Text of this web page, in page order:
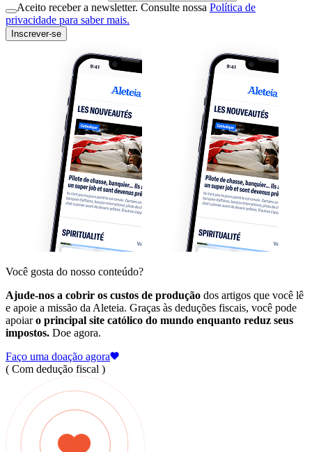
Aceito receber a newsletter. Consulte nossa Política de
privacidade para saber mais.
Inscrever-se
Você gosta do nosso conteúdo?
Ajude-nos a cobrir os custos de produção dos artigos que você lê
e apoie a missão da Aleteia. Graças às deduções fiscais, você pode
apoiaro principal site católico do mundo enquanto reduz seus
impostos. Doe agora.
Faço uma doação agora
( Com dedução fiscal )